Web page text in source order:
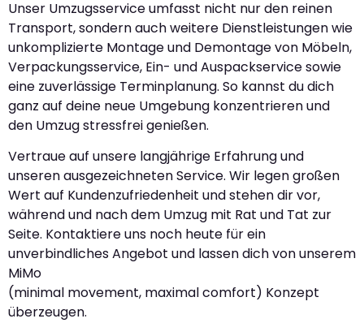
Unser Umzugsservice umfasst nicht nur den reinen
Transport, sondern auch weitere Dienstleistungen wie
unkomplizierte Montage und Demontage von Möbeln,
Verpackungsservice, Ein- und Auspackservice sowie
eine zuverlässige Terminplanung. So kannst du dich
ganz auf deine neue Umgebung konzentrieren und
den Umzug stressfrei genießen.
Vertraue auf unsere langjährige Erfahrung und
unseren ausgezeichneten Service. Wir legen großen
Wert auf Kundenzufriedenheit und stehen dir vor,
während und nach dem Umzug mit Rat und Tat zur
Seite. Kontaktiere uns noch heute für ein
unverbindliches Angebot und lassen dich von unserem
MiMo
(minimal movement, maximal comfort) Konzept
überzeugen.